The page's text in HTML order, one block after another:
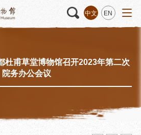
中文 EN
日游草堂”系列文化活动
数字资源
捐赠名录
杜甫草堂博物馆召开2023年第二次
院务办公会议